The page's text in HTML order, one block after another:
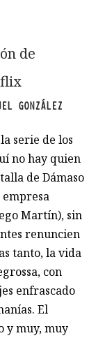
de
GONZÁLEZ
serie de los
no hay quien
de Dámaso
Martín), sin
renuncien
tanto, la vida
con
enfrascado
El
y muy, muy